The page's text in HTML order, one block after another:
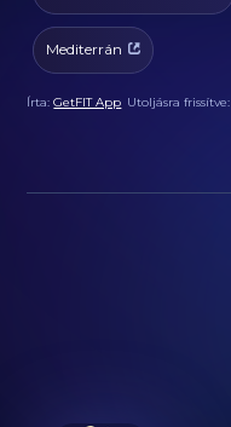
Mediterrán
Írta:GetFIT App Utoljásra frissítve: